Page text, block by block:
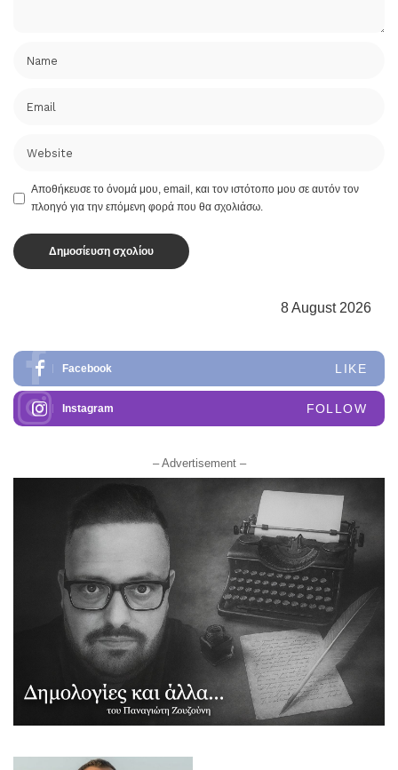
Αποθήκευσε το όνομά μου, email, και τον ιστότοπο μου σε αυτόν τον
πλοηγό για την επόμενη φορά που θα σχολιάσω.
8 August 2026
Facebook LIKE
Instagram FOLLOW
– Advertisement –